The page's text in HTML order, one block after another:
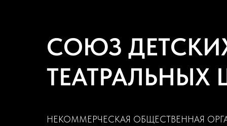
СОЮЗ
ТЕАТРАЛЬНЫХ
НЕКОММЕРЧЕСКАЯ ОБЩЕСТВЕННАЯ